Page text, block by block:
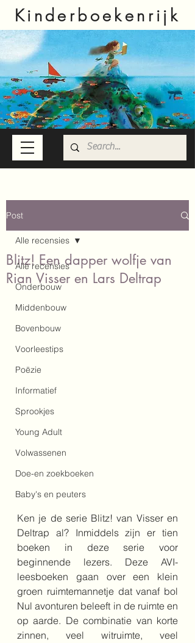
Kinderboekenrijk
Post
Alle recensies
Onderbouw
Middenbouw
Bovenbouw
Voorleestips
Poëzie
Informatief
Sprookjes
Young Adult
Volwassenen
Doe-en zoekboeken
Baby's en peuters
Alle recensies
Blitz! Een dapper wolfje van
Rian Visser en Lars Deltrap
Ken je de serie Blitz! van Visser en
Deltrap al? Inmiddels zijn er tien
boeken in deze serie voor
beginnende lezers. Deze AVI-
leesboeken gaan over een klein
groen ruimtemannetje dat vanaf bol
Nul avonturen beleeft in de ruimte en
op aarde. De combinatie van korte
zinnen, veel witruimte, veel